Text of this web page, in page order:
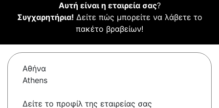
Αυτή είναι η εταιρεία σας?
Συγχαρητήρια! Δείτε πώς μπορείτε να λάβετε το
πακέτο βραβείων!
Αθήνα
Athens
Δείτε το προφίλ της εταιρείας σας